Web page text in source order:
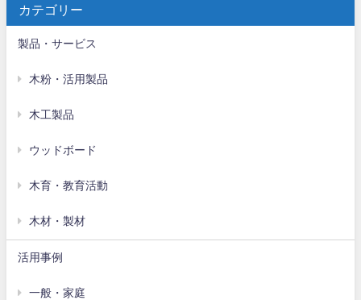
カテゴリー
製品・サービス
木粉・活用製品
木工製品
ウッドボード
木育・教育活動
木材・製材
活用事例
一般・家庭